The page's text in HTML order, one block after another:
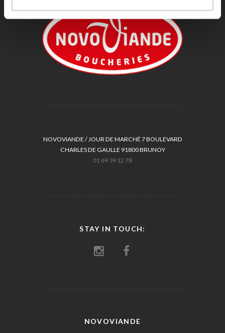
NOVOVIANDE / JOUR DE MARCHÉ 7 BOULEVARD
CHARLES DE GAULLE 91800 BRUNOY
01 69 39 12 78
STAY IN TOUCH:
NOVOVIANDE